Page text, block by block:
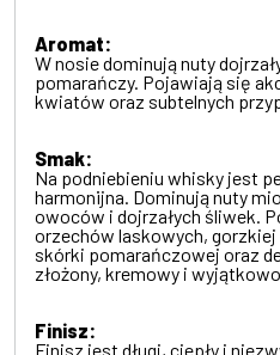
Aromat:
W nosie dominują nuty
pomarańczy. Pojawiają się
kwiatów oraz subtelnych
Smak:
Na podniebieniu whisky jest
harmonijna. Dominują nuty
owoców i dojrzałych śliwek.
orzechów laskowych, gorzkiej
skórki pomarańczowej oraz
złożony, kremowy i
Finisz:
Finisz jest długi, ciepły i